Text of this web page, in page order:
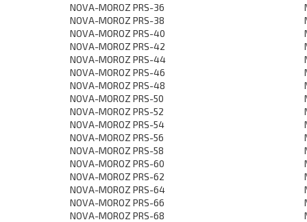
NOVA-MOROZ PRS-36
NOVA-MOROZ PRS-38
NOVA-MOROZ PRS-40
NOVA-MOROZ PRS-42
NOVA-MOROZ PRS-44
NOVA-MOROZ PRS-46
NOVA-MOROZ PRS-48
NOVA-MOROZ PRS-50
NOVA-MOROZ PRS-52
NOVA-MOROZ PRS-54
NOVA-MOROZ PRS-56
NOVA-MOROZ PRS-58
NOVA-MOROZ PRS-60
NOVA-MOROZ PRS-62
NOVA-MOROZ PRS-64
NOVA-MOROZ PRS-66
NOVA-MOROZ PRS-68